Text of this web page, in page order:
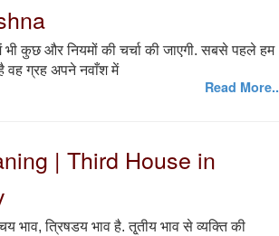
कुछ और नियमों की चर्चा की जाएगी. सबसे पहले हम
वह ग्रह अपने नवाँश में
Read More..
| Third House in
भाव, त्रिषडय भाव है. तृ्तीय भाव से व्यक्ति की